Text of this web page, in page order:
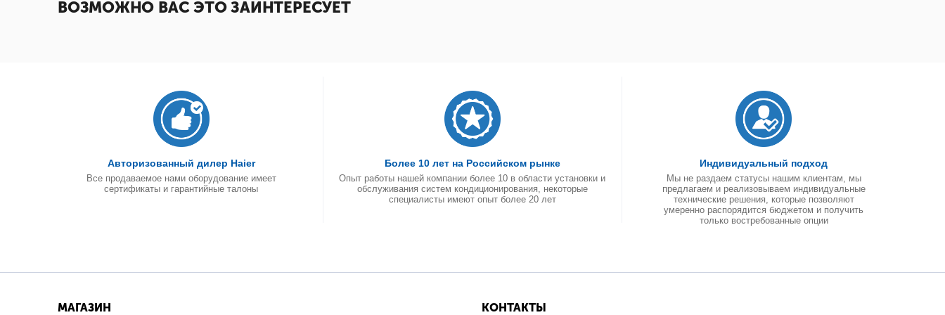
ВОЗМОЖНО ВАС ЭТО ЗАИНТЕРЕСУЕТ
Авторизованный дилер Haier
Все продаваемое нами оборудование имеет
сертификаты и гарантийные талоны
Более 10 лет на Российском рынке
Опыт работы нашей компании более 10 в области установки и
обслуживания систем кондиционирования, некоторые
специалисты имеют опыт более 20 лет
Индивидуальный подход
Мы не раздаем статусы нашим клиентам, мы
предлагаем и реализовываем индивидуальные
технические решения, которые позволяют
умеренно распорядится бюджетом и получить
только востребованные опции
МАГАЗИН КОНТАКТЫ